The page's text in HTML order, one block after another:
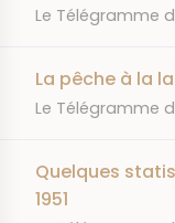
JOURNAL
Le Télégramme
La pêche à la
JOURNAL
Le Télégramme
Quelques
1951